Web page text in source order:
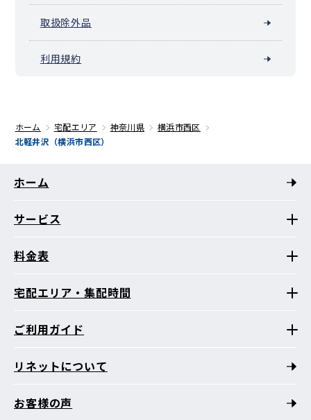
取扱除外品
利用規約
ホーム 宅配エリア 神奈川県
横浜市西区
北軽井沢（横浜市西区）
ホーム
サービス
料金表
宅配エリア・集配時間
ご利用ガイド
リネットについて
お客様の声